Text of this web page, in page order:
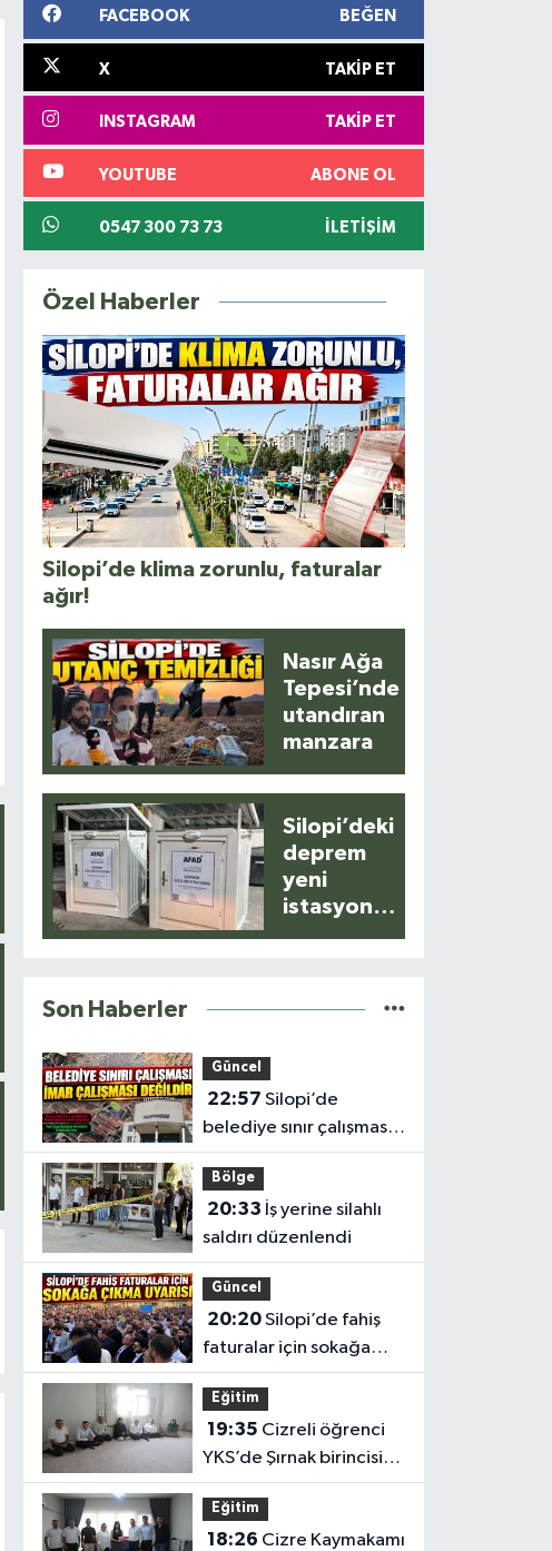
FACEBOOK BEĞEN
X TAKIP ET
INSTAGRAM TAKIP ET
YOUTUBE ABONE OL
0547 300 73 73 İLETIŞIM
Özel Haberler
Silopi’de klima zorunlu, faturalar
ağır!
Nasır Ağa
Tepesi’nde
utandıran
manzara
Silopi’deki
deprem
yeni
istasyonla
Son Haberler
Güncel
22:57
belediye sınır çalışması
Meclisten geçti
Bölge
20:33
saldırı düzenlendi
Güncel
20:20Silopi’de fahiş
faturalar için sokağa
çıkma uyarısı
Eğitim
19:35
YKS’de Şırnak birincisi
oldu
Eğitim
18:26